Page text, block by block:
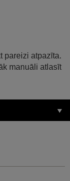
pareizi atpazīta.
manuāli atlasīt